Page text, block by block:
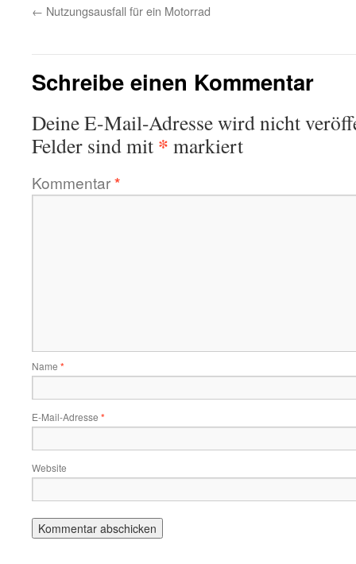
← Nutzungsausfall für ein Motorrad
Schreibe einen Kommentar
Deine E-Mail-Adresse wird nicht
Felder sind mit * markiert
Kommentar*
Name *
E-Mail-Adresse *
Website